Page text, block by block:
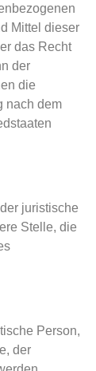
Mittel dieser
das Recht
der
die
nach dem
juristische
Stelle, die
Person,
der